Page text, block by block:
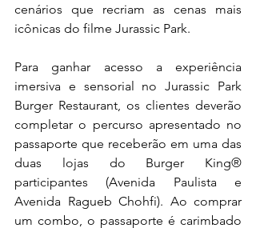
cenários que recriam as cenas mais
icônicas do filme Jurassic Park.
Para ganhar acesso a experiência
imersiva e sensorial no Jurassic Park
Burger Restaurant, os clientes deverão
completar o percurso apresentado no
passaporte que receberão em uma das
duas lojas do Burger King®
participantes (Avenida Paulista e
Avenida Ragueb Chohfi). Ao comprar
um combo, o passaporte é carimbado